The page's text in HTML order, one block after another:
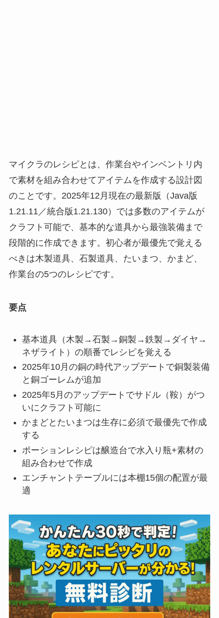
マイクラのレシピとは、作業台やインベントリ内
で素材を組み合わせてアイテムを作成する設計図
のことです。2025年12月現在の最新版（Java版
1.21.11／統合版1.21.130）では多数のアイテムが
クラフト可能で、基本的な道具から最強装備まで
段階的に作成できます。初心者が最優先で覚える
べきは木製道具、石製道具、たいまつ、かまど、
作業台の5つのレシピです。
要点
基本道具（木製→石製→銅製→鉄製→ダイヤ→
ネザライト）の順番でレシピを覚える
2025年10月の銅の時代アップデートで銅製装備
と銅ゴーレムが追加
2025年5月のアップデートでサドル（鞍）がつ
いにクラフト可能に
かまどとたいまつは生存に必須で最優先で作成
する
ポーションレシピは醸造台で水入り瓶+素材の
組み合わせで作成
エンチャントテーブルには本棚15個の配置が最
適